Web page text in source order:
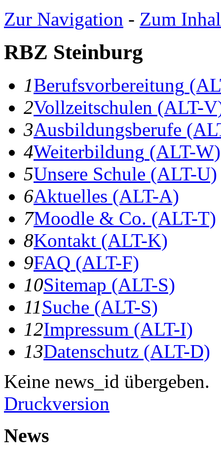
Zur Navigation - Zum
RBZ Steinburg
1Berufsvorbereitung
2Vollzeitschulen (ALT-
3Ausbildungsberufe
4Weiterbildung (ALT-W)
5Unsere Schule (ALT-U)
6Aktuelles (ALT-A)
7Moodle & Co. (ALT-T)
8Kontakt (ALT-K)
9FAQ (ALT-F)
10Sitemap (ALT-S)
11Suche (ALT-S)
12Impressum (ALT-I)
13Datenschutz (ALT-D)
Keine news_id übergeben.
Druckversion
News